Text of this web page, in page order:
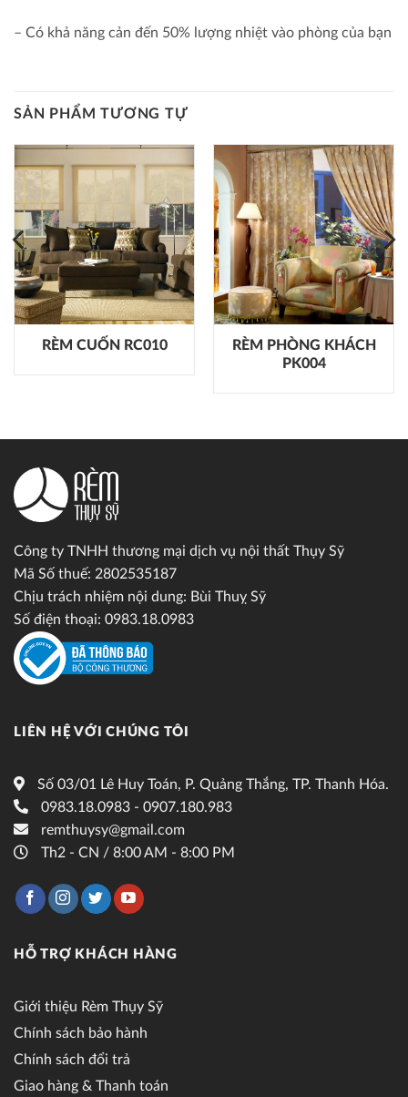
– Có khả năng cản đến 50% lượng nhiệt vào phòng của bạn
SẢN PHẨM TƯƠNG TỰ
RÈM CUỐN RC010
RÈM PHÒNG KHÁCH
PK004
Công ty TNHH thương mại dịch vụ nội thất Thụy Sỹ
Mã Số thuế: 2802535187
Chịu trách nhiệm nội dung: Bùi Thuỵ Sỹ
Số điện thoại: 0983.18.0983
LIÊN HỆ VỚI CHÚNG TÔI
Số 03/01 Lê Huy Toán, P. Quảng Thắng, TP. Thanh Hóa.
0983.18.0983 - 0907.180.983
remthuysy@gmail.com
Th2 - CN / 8:00 AM - 8:00 PM
HỖ TRỢ KHÁCH HÀNG
Giới thiệu Rèm Thụy Sỹ
Chính sách bảo hành
Chính sách đổi trả
Giao hàng & Thanh toán